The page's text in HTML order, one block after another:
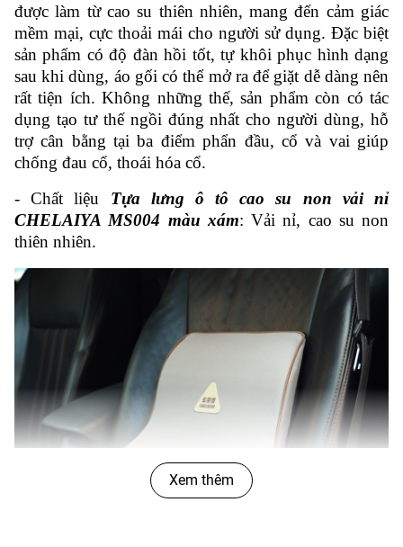
được làm từ cao su thiên nhiên, mang đến cảm giác
mềm mại, cực thoải mái cho người sử dụng. Đặc biệt
sản phẩm có độ đàn hồi tốt, tự khôi phục hình dạng
sau khi dùng, áo gối có thể mở ra để giặt dễ dàng nên
rất tiện ích. Không những thế, sản phẩm còn có tác
dụng tạo tư thế ngồi đúng nhất cho người dùng, hỗ
trợ cân bằng tại ba điểm phẩn đầu, cổ và vai giúp
chống đau cổ, thoái hóa cổ.
- Chất liệu Tựa lưng ô tô cao su non vải nỉ
CHELAIYA MS004 màu xám: Vải nỉ, cao su non
thiên nhiên.
Xem thêm